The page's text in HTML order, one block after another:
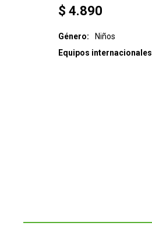
$ 4.890
Género
Niños
Equipos internacionales